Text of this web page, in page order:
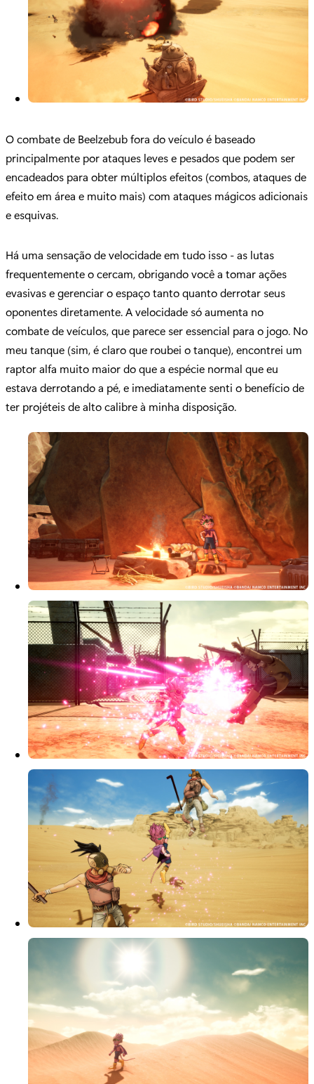
O combate de Beelzebub fora do veículo é baseado
principalmente por ataques leves e pesados que podem ser
encadeados para obter múltiplos efeitos (combos, ataques de
efeito em área e muito mais) com ataques mágicos adicionais
e esquivas.
Há uma sensação de velocidade em tudo isso - as lutas
frequentemente o cercam, obrigando você a tomar ações
evasivas e gerenciar o espaço tanto quanto derrotar seus
oponentes diretamente. A velocidade só aumenta no
combate de veículos, que parece ser essencial para o jogo. No
meu tanque (sim, é claro que roubei o tanque), encontrei um
raptor alfa muito maior do que a espécie normal que eu
estava derrotando a pé, e imediatamente senti o benefício de
ter projéteis de alto calibre à minha disposição.